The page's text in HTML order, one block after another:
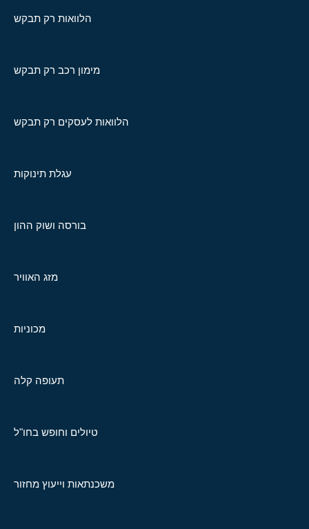
הלוואות רק תבקש
מימון רכב רק תבקש
הלוואות לעסקים רק תבקש
עגלת תינוקות
בורסה ושוק ההון
מזג האוויר
מכוניות
תעופה קלה
טיולים וחופש בחו"ל
משכנתאות וייעוץ מחזור